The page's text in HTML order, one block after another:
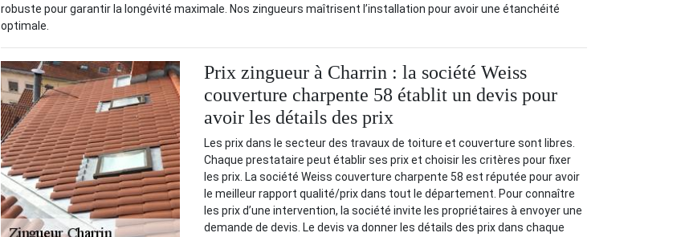
robuste pour garantir la longévité maximale. Nos zingueurs maîtrisent l’installation pour avoir une étanchéité
optimale.
Prix zingueur à Charrin : la société Weiss
couverture charpente 58 établit un devis pour
avoir les détails des prix
Les prix dans le secteur des travaux de toiture et couverture sont libres.
Chaque prestataire peut établir ses prix et choisir les critères pour fixer
les prix. La société Weiss couverture charpente 58 est réputée pour avoir
le meilleur rapport qualité/prix dans tout le département. Pour connaître
les prix d’une intervention, la société invite les propriétaires à envoyer une
demande de devis. Le devis va donner les détails des prix dans chaque